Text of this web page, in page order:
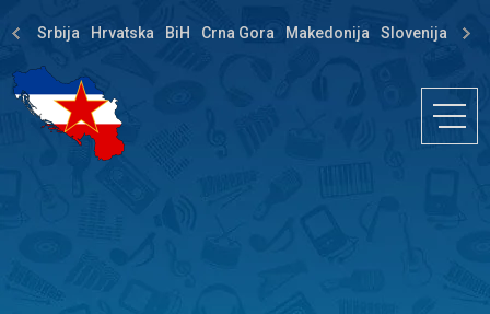
Srbija Hrvatska BiH Crna Gora Makedonija Slovenija